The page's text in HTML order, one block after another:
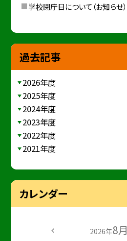
学校閉庁日について（お知らせ）
過去記事
2026年度
2025年度
2024年度
2023年度
2022年度
2021年度
カレンダー
2026年8月